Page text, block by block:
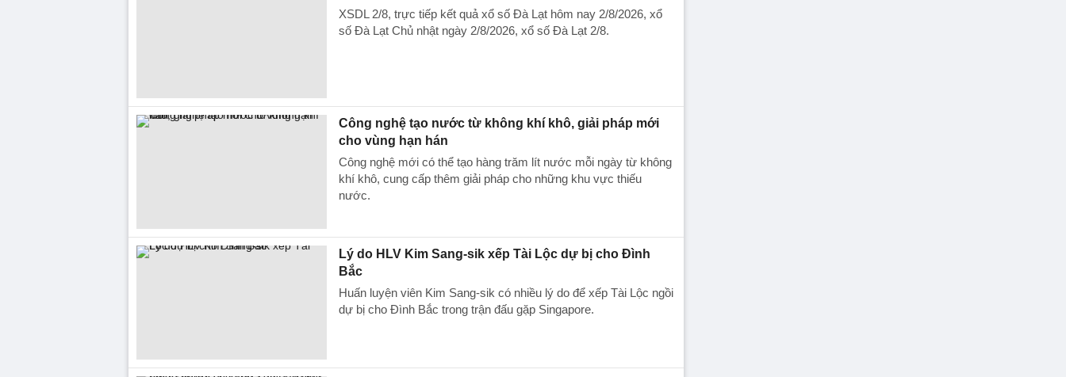
XSDL 2/8, trực tiếp kết quả xổ số Đà Lạt hôm nay 2/8/2026, xổ
số Đà Lạt Chủ nhật ngày 2/8/2026, xổ số Đà Lạt 2/8.
Công nghệ tạo nước từ không khí khô, giải pháp mới
cho vùng hạn hán
Công nghệ mới có thể tạo hàng trăm lít nước mỗi ngày từ không
khí khô, cung cấp thêm giải pháp cho những khu vực thiếu
nước.
Lý do HLV Kim Sang-sik xếp Tài Lộc dự bị cho Đình
Bắc
Huấn luyện viên Kim Sang-sik có nhiều lý do để xếp Tài Lộc ngồi
dự bị cho Đình Bắc trong trận đấu gặp Singapore.